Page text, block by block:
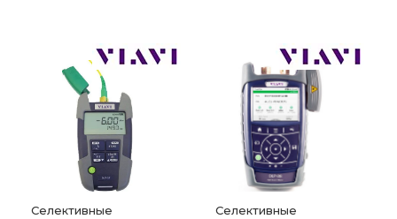
Селективные
Селективные